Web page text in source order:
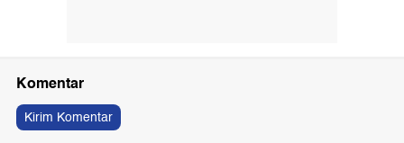
Komentar
Kirim Komentar